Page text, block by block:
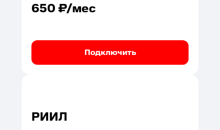
650₽/мес
Подключить
РИИЛ